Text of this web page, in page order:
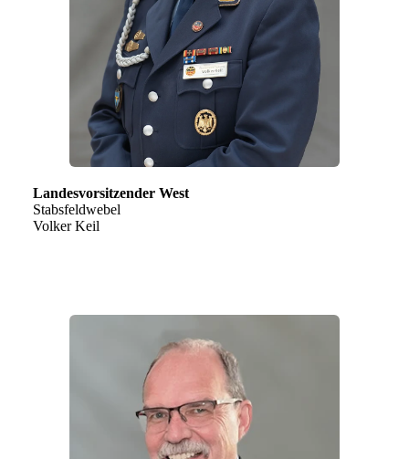
Landesvorsitzender West
Stabsfeldwebel
Volker Keil